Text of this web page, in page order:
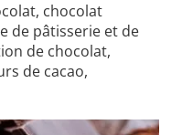
chocolat
de pâtisserie et de
de chocolat,
de cacao,